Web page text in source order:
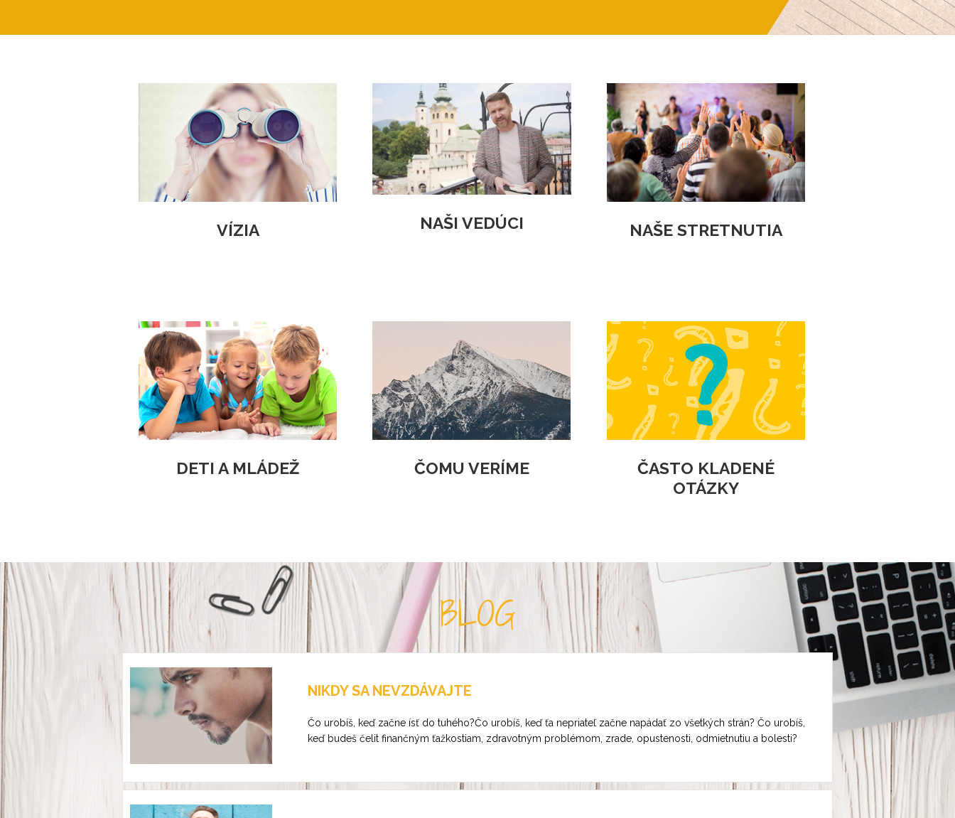
VÍZIA NAŠI VEDÚCI NAŠE STRETNUTIA
DETI A MLÁDEŽ ČOMU VERÍME
ČASTO KLADENÉ
OTÁZKY
BLOG
NIKDY SA NEVZDÁVAJTE
Čo urobíš, keď začne ísť do tuhého?Čo urobíš, keď ťa nepriateľ začne napádať zo všetkých strán? Čo urobíš,
keď budeš čelit finančným ťažkostiam, zdravotným problémom, zrade, opustenosti, odmietnutiu a bolesti?